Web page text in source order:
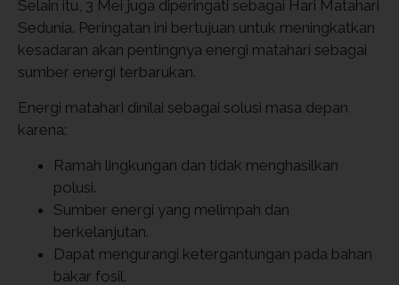
Selain itu, 3 Mei juga diperingati sebagai Hari Matahari
Sedunia. Peringatan ini bertujuan untuk meningkatkan
kesadaran akan pentingnya energi matahari sebagai
sumber energi terbarukan.
Energi matahari dinilai sebagai solusi masa depan
karena:
Ramah lingkungan dan tidak menghasilkan
polusi.
Sumber energi yang melimpah dan
berkelanjutan.
Dapat mengurangi ketergantungan pada bahan
bakar fosil.